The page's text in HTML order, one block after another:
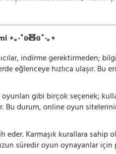
｡‧˚ʚ🧸ɞ˚‧｡⋆
indirme gerektirmeden;
eğlenceye hızlıca ulaşır. Bu
gibi birçok seçenek;
durum, online oyun
eder. Karmaşık kurallara sahip
süredir oyun oynayanlar